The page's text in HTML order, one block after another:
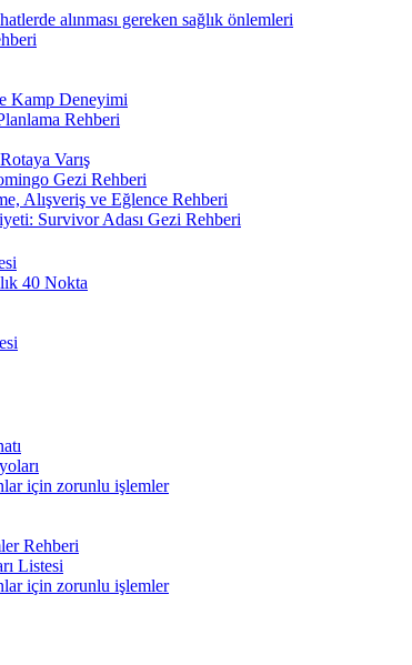
alınması gereken sağlık önlemleri
Kamp Deneyimi
Rehberi
Varış
Gezi Rehberi
Alışveriş ve Eğlence Rehberi
Survivor Adası Gezi Rehberi
40 Nokta
için zorunlu işlemler
Rehberi
Listesi
için zorunlu işlemler